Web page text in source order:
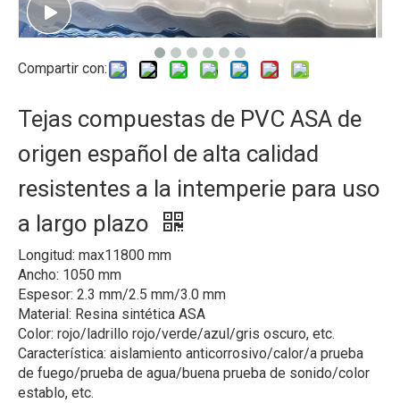
Compartir con:
Tejas compuestas de PVC ASA de
origen español de alta calidad
resistentes a la intemperie para uso
a largo plazo
Longitud: max11800 mm
Ancho: 1050 mm
Espesor: 2.3 mm/2.5 mm/3.0 mm
Material: Resina sintética ASA
Color: rojo/ladrillo rojo/verde/azul/gris oscuro, etc.
Característica: aislamiento anticorrosivo/calor/a prueba
de fuego/prueba de agua/buena prueba de sonido/color
establo, etc.